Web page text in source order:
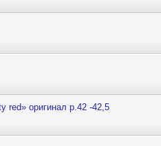
red» оригинал р.42 -42,5